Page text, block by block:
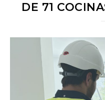
DE 71